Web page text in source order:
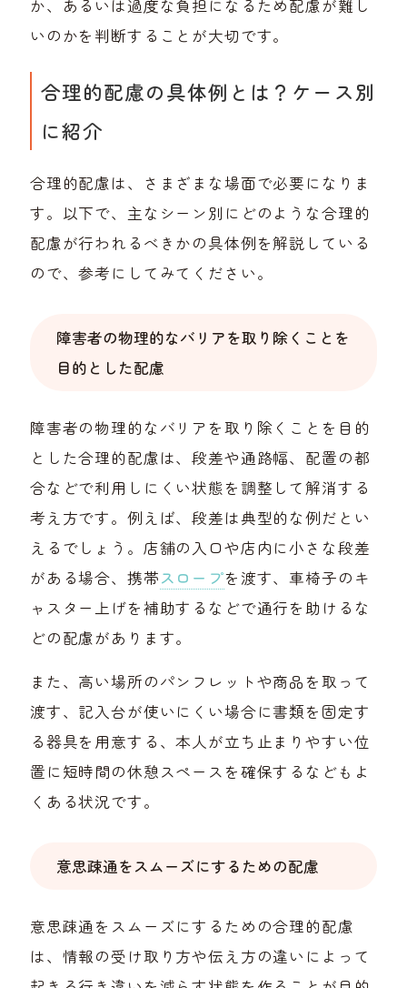
か、あるいは過度な負担になるため配慮が難し
いのかを判断することが大切です。
合理的配慮の具体例とは？ケース別
に紹介
合理的配慮は、さまざまな場面で必要になりま
す。以下で、主なシーン別にどのような合理的
配慮が行われるべきかの具体例を解説している
ので、参考にしてみてください。
障害者の物理的なバリアを取り除くことを
目的とした配慮
障害者の物理的なバリアを取り除くことを目的
とした合理的配慮は、段差や通路幅、配置の都
合などで利用しにくい状態を調整して解消する
考え方です。例えば、段差は典型的な例だとい
えるでしょう。店舗の入口や店内に小さな段差
がある場合、携帯スロープを渡す、車椅子のキ
ャスター上げを補助するなどで通行を助けるな
どの配慮があります。
また、高い場所のパンフレットや商品を取って
渡す、記入台が使いにくい場合に書類を固定す
る器具を用意する、本人が立ち止まりやすい位
置に短時間の休憩スペースを確保するなどもよ
くある状況です。
意思疎通をスムーズにするための配慮
意思疎通をスムーズにするための合理的配慮
は、情報の受け取り方や伝え方の違いによって